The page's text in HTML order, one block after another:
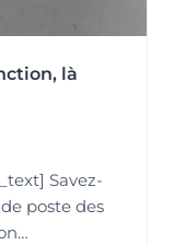
là
Savez-
poste des